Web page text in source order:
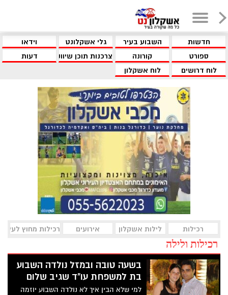
חדשות השבוע בעיר גלי אשקלונט
וידאו
ספורט
קורונה צרכנות תוכן שיווקי
דעות
לוח דרושים
לוח אשקלון
רכילות לילות אשקלון אירועים רכילות מחוץ לעיר
רכילות ולילה
בשעה טובה ובמזל נולדה השבוע
בת למשפחת עו"ד שגיב שלום
למי שלא הבין איך לא נולדה השבוע יוזמה